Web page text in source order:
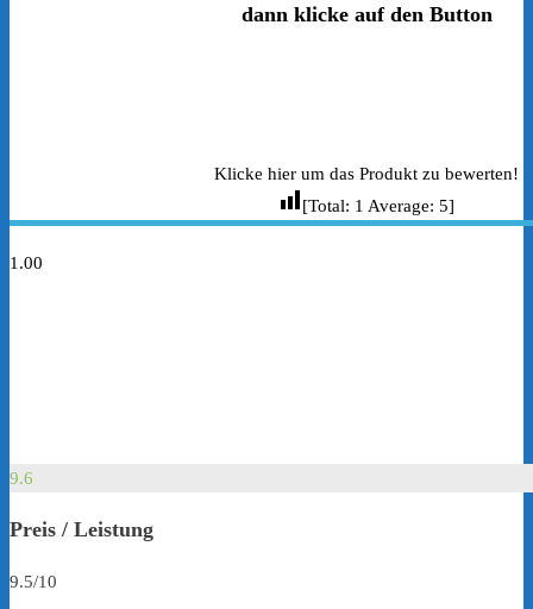
dann klicke auf den Button
Klicke hier um das Produkt zu bewerten!
[Total: 1 Average: 5]
1.00
9.6
Preis / Leistung
9.5/10